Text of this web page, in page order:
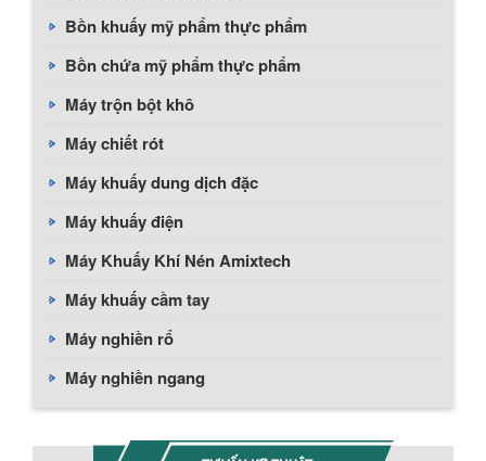
Bồn khuấy mỹ phẩm thực phẩm
Bồn chứa mỹ phẩm thực phẩm
Máy trộn bột khô
Máy chiết rót
Máy khuấy dung dịch đặc
Máy khuấy điện
Máy Khuấy Khí Nén Amixtech
Máy khuấy cầm tay
Máy nghiền rổ
Máy nghiền ngang